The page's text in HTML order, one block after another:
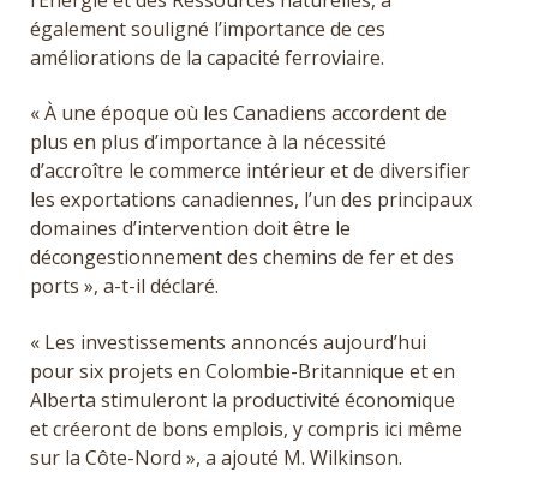
également souligné l’importance de ces
améliorations de la capacité ferroviaire.
« À une époque où les Canadiens accordent de
plus en plus d’importance à la nécessité
d’accroître le commerce intérieur et de diversifier
les exportations canadiennes, l’un des principaux
domaines d’intervention doit être le
décongestionnement des chemins de fer et des
ports », a-t-il déclaré.
« Les investissements annoncés aujourd’hui
pour six projets en Colombie-Britannique et en
Alberta stimuleront la productivité économique
et créeront de bons emplois, y compris ici même
sur la Côte-Nord », a ajouté M. Wilkinson.